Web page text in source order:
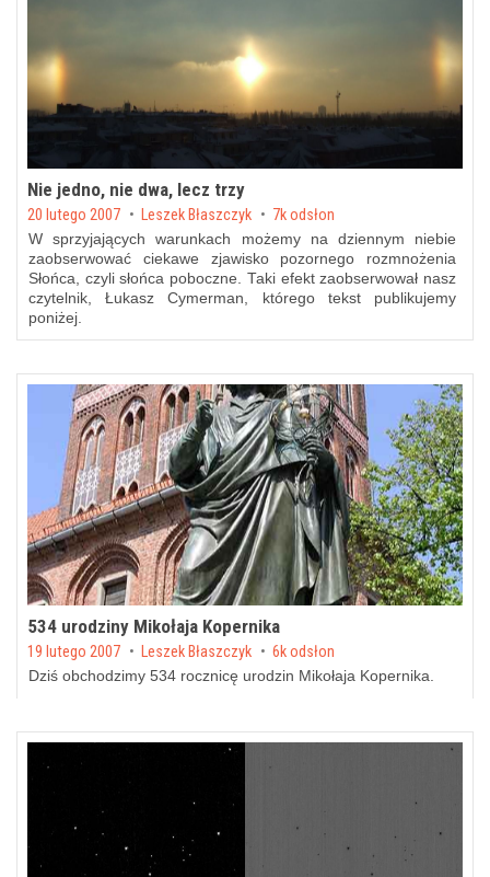
Nie jedno, nie dwa, lecz trzy
Posted on
20 lutego 2007 by Leszek Błaszczyk 7k odsłon
W sprzyjających warunkach możemy na dziennym niebie
zaobserwować ciekawe zjawisko pozornego rozmnożenia
Słońca, czyli słońca poboczne. Taki efekt zaobserwował nasz
czytelnik, Łukasz Cymerman, którego tekst publikujemy
poniżej.
534 urodziny Mikołaja Kopernika
Posted on
19 lutego 2007 byLeszek Błaszczyk 6k odsłon
Dziś obchodzimy 534 rocznicę urodzin Mikołaja Kopernika.